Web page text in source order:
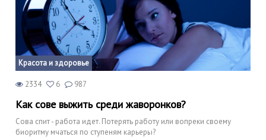
Красота и здоровье
2334 6 987
Как сове выжить среди жаворонков?
Сова спит - работа идет. Потерять работу или вопреки своему
биоритму мчаться по ступеням карьеры?